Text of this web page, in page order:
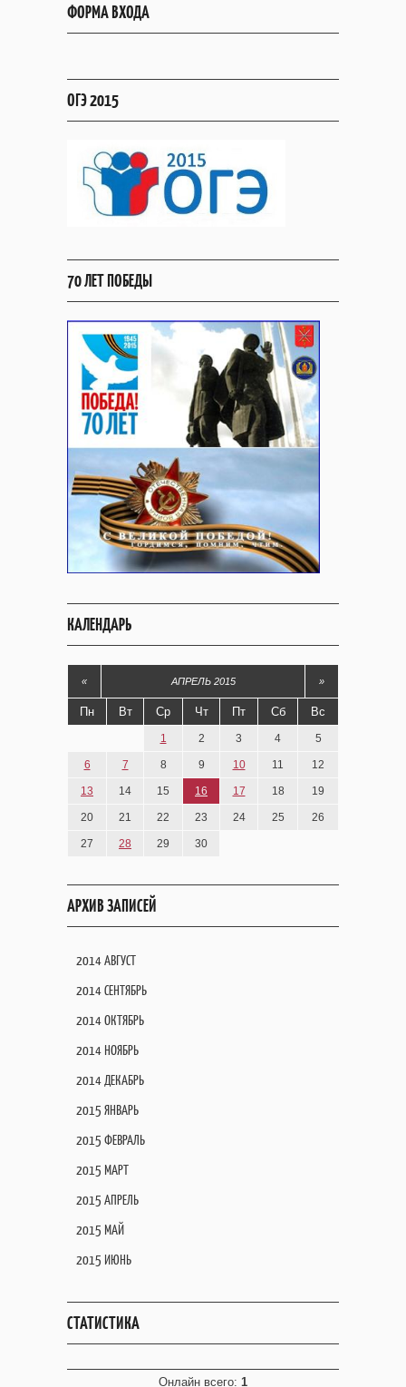
ФОРМА ВХОДА
ОГЭ 2015
70 ЛЕТ ПОБЕДЫ
КАЛЕНДАРЬ
« АПРЕЛЬ 2015 »
Пн Вт Ср Чт Пт Сб Вс
1 2 3 4 5
6 7 8 9 10 11 12
13 14 15 16 17 18 19
20 21 22 23 24 25 26
27 28 29 30
АРХИВ ЗАПИСЕЙ
2014 АВГУСТ
2014 СЕНТЯБРЬ
2014 ОКТЯБРЬ
2014 НОЯБРЬ
2014 ДЕКАБРЬ
2015 ЯНВАРЬ
2015 ФЕВРАЛЬ
2015 МАРТ
2015 АПРЕЛЬ
2015 МАЙ
2015 ИЮНЬ
СТАТИСТИКА
Онлайн всего: 1